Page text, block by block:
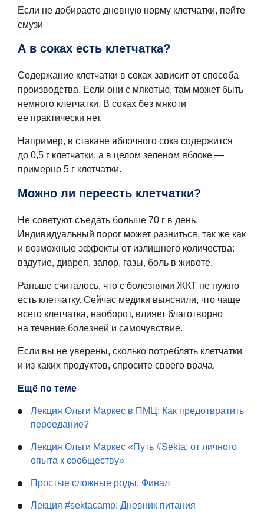
Если не добираете дневную норму клетчатки, пейте
смузи
А в соках есть клетчатка?
Содержание клетчатки в соках зависит от способа
производства. Если они с мякотью, там может быть
немного клетчатки. В соках без мякоти
ее практически нет.
Например, в стакане яблочного сока содержится
до 0,5 г клетчатки, а в целом зеленом яблоке —
примерно 5 г клетчатки.
Можно ли переесть клетчатки?
Не советуют съедать больше 70 г в день.
Индивидуальный порог может разниться, так же как
и возможные эффекты от излишнего количества:
вздутие, диарея, запор, газы, боль в животе.
Раньше считалось, что с болезнями ЖКТ не нужно
есть клетчатку. Сейчас медики выяснили, что чаще
всего клетчатка, наоборот, влияет благотворно
на течение болезней и самочувствие.
Если вы не уверены, сколько потреблять клетчатки
и из каких продуктов, спросите своего врача.
Ещё по теме
Лекция Ольги Маркес в ПМЦ: Как предотвратить
переедание?
Лекция Ольги Маркес «Путь #Sekta: от личного
опыта к сообществу»
Простые сложные роды. Финал
Лекция #sektacamp: Дневник питания